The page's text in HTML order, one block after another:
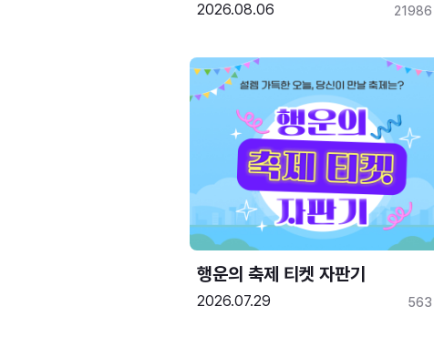
2026.08.06 21986
행운의 축제 티켓 자판기
2026.07.29 563